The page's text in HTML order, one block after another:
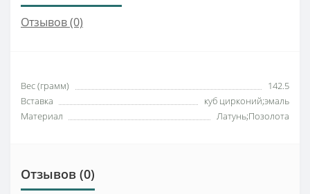
Отзывов (0)
Вес (грамм)
142.5
Вставка
куб цирконий;эмаль
Материал
Латунь;Позолота
Отзывов (0)